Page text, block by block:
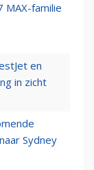
MAX-familie
en
in zicht
Sydney